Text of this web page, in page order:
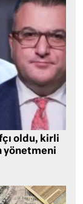
oldu, kirli
yönetmeni